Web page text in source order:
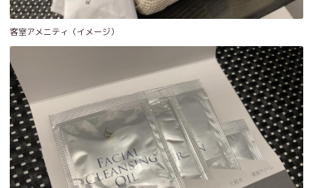
客室アメニティ（イメージ）